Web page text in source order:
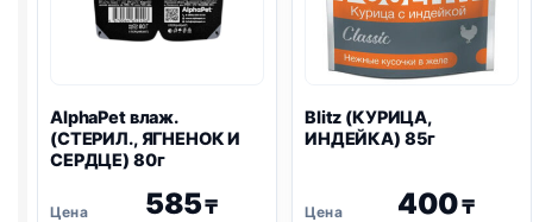
AlphaPet влаж.
(СТЕРИЛ., ЯГНЕНОК И
СЕРДЦЕ) 80г
585₸
Blitz (КУРИЦА,
ИНДЕЙКА) 85г
400₸